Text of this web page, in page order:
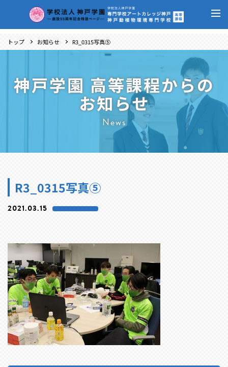
トップ お知らせ R3_0315写真⑤
神戸学園 高等課程からの
お知らせ
News
R3_0315写真⑤
2021.03.15